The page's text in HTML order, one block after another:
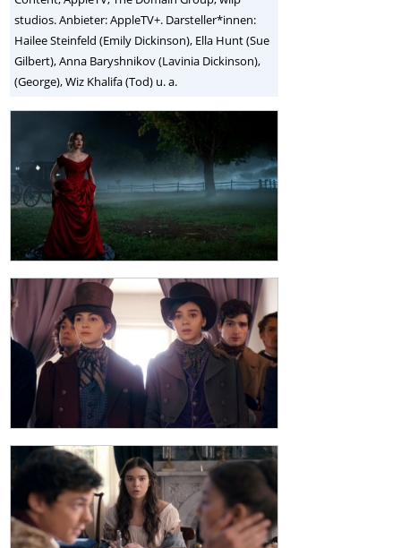
studios. Anbieter: AppleTV+. Darsteller*innen:
Hailee Steinfeld (Emily Dickinson), Ella Hunt (Sue
Gilbert), Anna Baryshnikov (Lavinia Dickinson),
(George), Wiz Khalifa (Tod) u. a.